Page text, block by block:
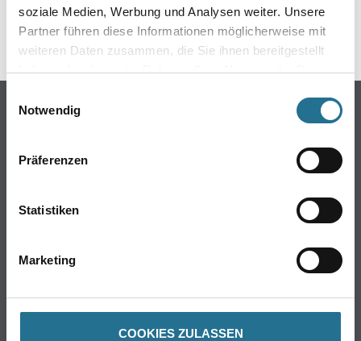
soziale Medien, Werbung und Analysen weiter. Unsere
Partner führen diese Informationen möglicherweise mit
weiteren Daten zusammen, die Sie ihnen bereitgestellt
haben oder die sie im Rahmen Ihrer Nutzung der Dienste
Notwendig
Präferenzen
Statistiken
Marketing
COOKIES ZULASSEN
ZURÜCK ZUM ONLINE-SHOP
Online-Shop
WDV-Systeme
Putze- und Spachtelmassen
Werkzeug & Maschinen
Verbrauchsmaterialien